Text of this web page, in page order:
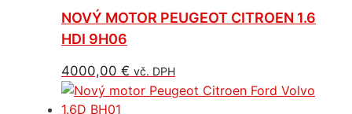
NOVÝ MOTOR PEUGEOT CITROEN 1.6
HDI 9H06
4000,00 € vč. DPH